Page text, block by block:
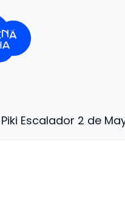
Escalador 2 de